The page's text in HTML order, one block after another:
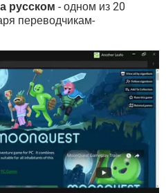
русском - одном из 20
переводчикам-